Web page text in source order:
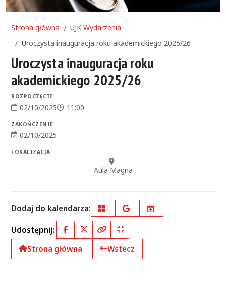
Strona główna
UJK Wydarzenia
Uroczysta inauguracja roku akademickiego 2025/26
Uroczysta inauguracja roku
akademickiego 2025/26
ROZPOCZĘCIE
Data rozpoczęcia:
02/10/2025Godzina rozpoczęcia:
11:00
ZAKOŃCZENIE
Data zakończenia:
02/10/2025
LOKALIZACJA
Miejsce:
Aula Magna
Dodaj do kalendarza: OutlookGoogle Calendar
iCal
Udostępnij:
FacebookX (Twitter)
Kopiuj pełny link
Kopiuj krótki link
Strona główna
Wstecz